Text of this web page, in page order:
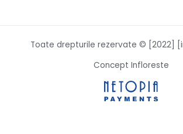
Toate drepturile rezervate © [2022]
Concept Infloreste